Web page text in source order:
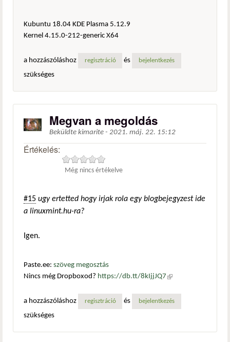
Kubuntu 18.04 KDE Plasma 5.12.9
Kernel 4.15.0-212-generic X64
a hozzászóláshoz regisztráció és bejelentkezés
szükséges
Megvan a megoldás
Beküldte kimarite - 2021. máj. 22. 15:12
Értékelés:
Még nincs értékelve
#15 ugy ertetted hogy irjak rola egy blogbejegyzest ide
a linuxmint.hu-ra?
Igen.
Paste.ee: szöveg megosztás
Nincs még Dropboxod? https://db.tt/8kIjjJQ7 (külső
a hozzászóláshoz
regisztráció és bejelentkezés
szükséges